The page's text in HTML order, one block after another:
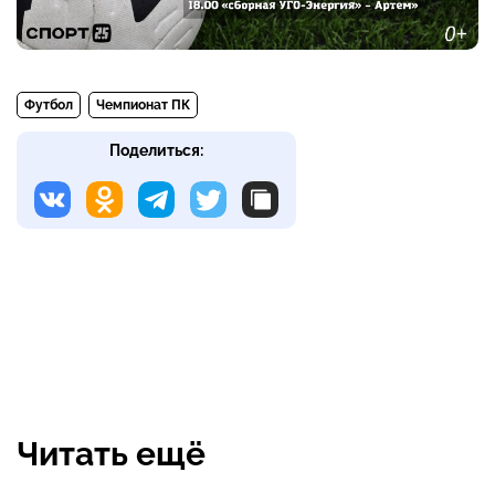
Футбол Чемпионат ПК
Поделиться:
Читать ещё